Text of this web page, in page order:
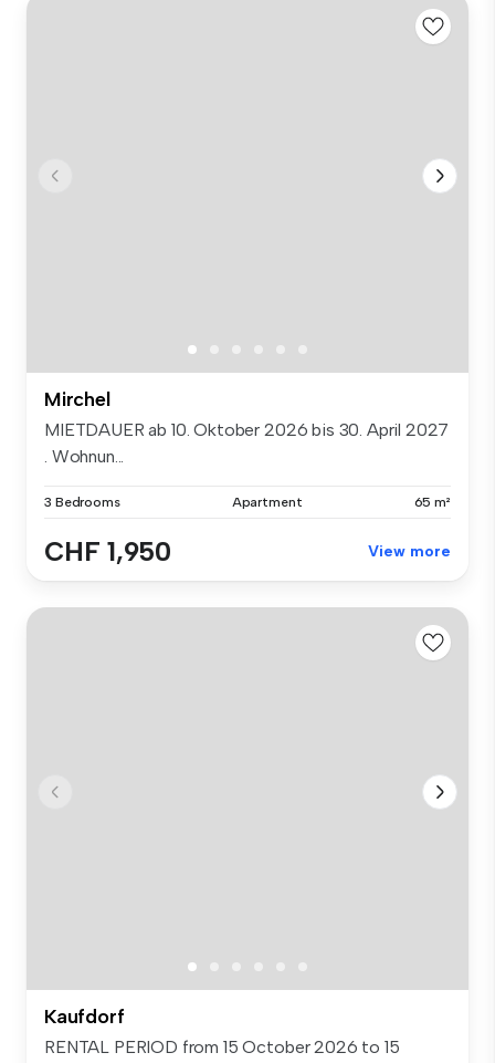
Mirchel
MIETDAUER ab 10. Oktober 2026 bis 30. April 2027
. Wohnun...
3 Bedrooms Apartment 65 m²
CHF 1,950 View more
Kaufdorf
RENTAL PERIOD from 15 October 2026 to 15